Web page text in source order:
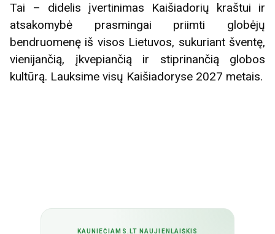
Tai – didelis įvertinimas Kaišiadorių kraštui ir
atsakomybė prasmingai priimti globėjų
bendruomenę iš visos Lietuvos, sukuriant šventę,
vienijančią, įkvepiančią ir stiprinančią globos
kultūrą. Lauksime visų Kaišiadoryse 2027 metais.
KAUNIEČIAMS.LT NAUJIENLAIŠKIS